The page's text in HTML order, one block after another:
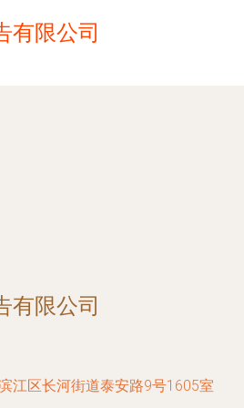
有限公司
有限公司
江区长河街道泰安路9号1605室